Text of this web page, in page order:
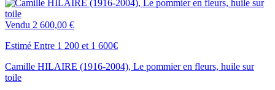
Vendu 2 600,00 €
Estimé Entre 1 200 et 1 600€
Camille HILAIRE (1916-2004), Le pommier en fleurs, huile sur
toile